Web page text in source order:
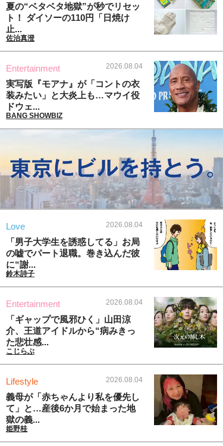
夏の“ベタベタ地獄”が秒でリセッ
ト！ ダイソーの110円「日焼け
止...
佐治真澄
Entertainment 2026.08.04
実写版『モアナ』が「コントの衣
装みたい」と大炎上も…マウイ役
ドウェ...
BANG SHOWBIZ
Love 2026.08.04
「男子大学生を誘惑してる」お局
の嘘でパート退職。巻き込んだ彼
に“謝...
鈴木詩子
Entertainment 2026.08.04
「ギャップで風邪ひく」山田涼
介、王道アイドルから“病みきっ
た悲壮感...
こじらぶ
Lifestyle 2026.08.04
義母が「赤ちゃんより私を優先し
て」と…産後6か月で始まった地
獄の義...
姫野桂